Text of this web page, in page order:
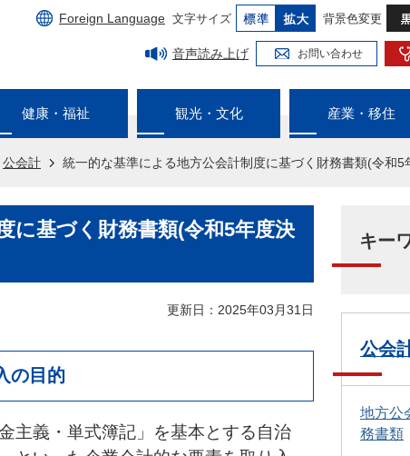
Foreign Language 文字サイズ 背景色変更
音声読み上げ お問い合わせ
健康・福祉 観光・文化 産業・移住
公会計 統一的な基準による地方公会計制度に基づく財務書類(令和5
に基づく財務書類(令和5年度決
更新日：2025年03月31日
の目的
主義・単式簿記」を基本とする自治
キー
公会
地方公
務書類